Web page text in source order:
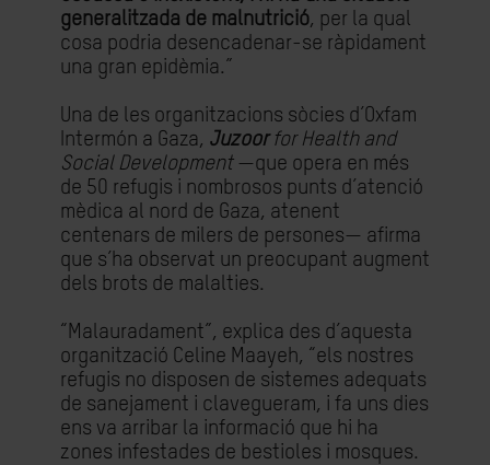
generalitzada de malnutrició, per la qual
cosa podria desencadenar-se ràpidament
una gran epidèmia.”
Una de les organitzacions sòcies d’Oxfam
Intermón a Gaza, Juzoorfor Health and
Social Development—que opera en més
de 50 refugis i nombrosos punts d’atenció
mèdica al nord de Gaza, atenent
centenars de milers de persones— afirma
que s’ha observat un preocupant augment
dels brots de malalties.
“Malauradament”, explica des d’aquesta
organització Celine Maayeh, “els nostres
refugis no disposen de sistemes adequats
de sanejament i clavegueram, i fa uns dies
ens va arribar la informació que hi ha
zones infestades de bestioles i mosques.